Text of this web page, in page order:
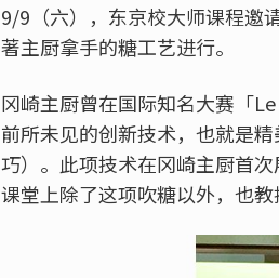
9/9（六），东京校大师课程邀
著主厨拿手的糖工艺进行。
冈崎主厨曾在国际知名大赛「
前所未见的创新技术，也就是
巧）。此项技术在冈崎主厨首
课堂上除了这项吹糖以外，也教